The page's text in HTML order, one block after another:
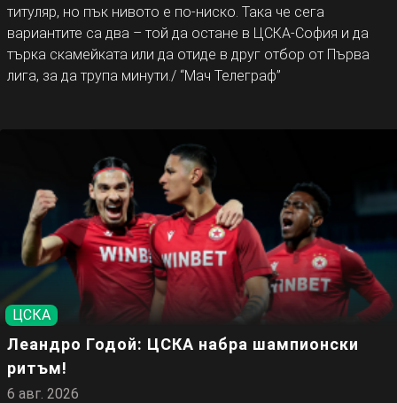
титуляр, но пък нивото е по-ниско. Така че сега
вариантите са два – той да остане в ЦСКА-София и да
търка скамейката или да отиде в друг отбор от Първа
лига, за да трупа минути./ “Мач Телеграф”
ЦСКА
Леандро Годой: ЦСКА набра шампионски
ритъм!
6 авг. 2026